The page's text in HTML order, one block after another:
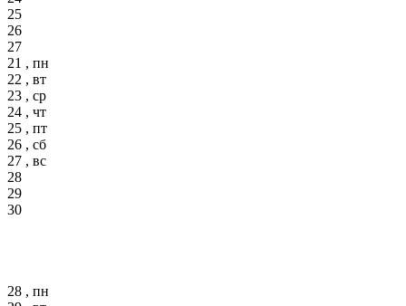
25
26
27
21 , пн
22 , вт
23 , ср
24 , чт
25 , пт
26 , сб
27 , вс
28
29
30
28 , пн